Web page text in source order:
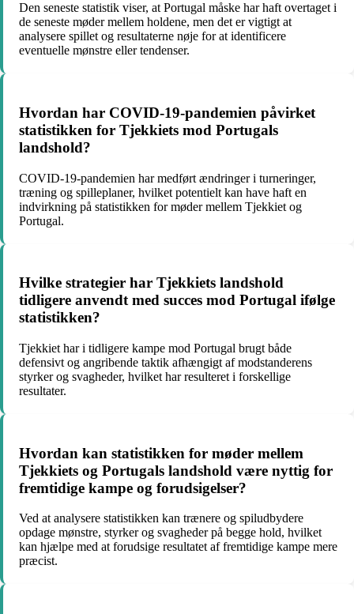
Den seneste statistik viser, at Portugal måske har haft overtaget i
de seneste møder mellem holdene, men det er vigtigt at
analysere spillet og resultaterne nøje for at identificere
eventuelle mønstre eller tendenser.
Hvordan har COVID-19-pandemien påvirket
statistikken for Tjekkiets mod Portugals
landshold?
COVID-19-pandemien har medført ændringer i turneringer,
træning og spilleplaner, hvilket potentielt kan have haft en
indvirkning på statistikken for møder mellem Tjekkiet og
Portugal.
Hvilke strategier har Tjekkiets landshold
tidligere anvendt med succes mod Portugal ifølge
statistikken?
Tjekkiet har i tidligere kampe mod Portugal brugt både
defensivt og angribende taktik afhængigt af modstanderens
styrker og svagheder, hvilket har resulteret i forskellige
resultater.
Hvordan kan statistikken for møder mellem
Tjekkiets og Portugals landshold være nyttig for
fremtidige kampe og forudsigelser?
Ved at analysere statistikken kan trænere og spiludbydere
opdage mønstre, styrker og svagheder på begge hold, hvilket
kan hjælpe med at forudsige resultatet af fremtidige kampe mere
præcist.